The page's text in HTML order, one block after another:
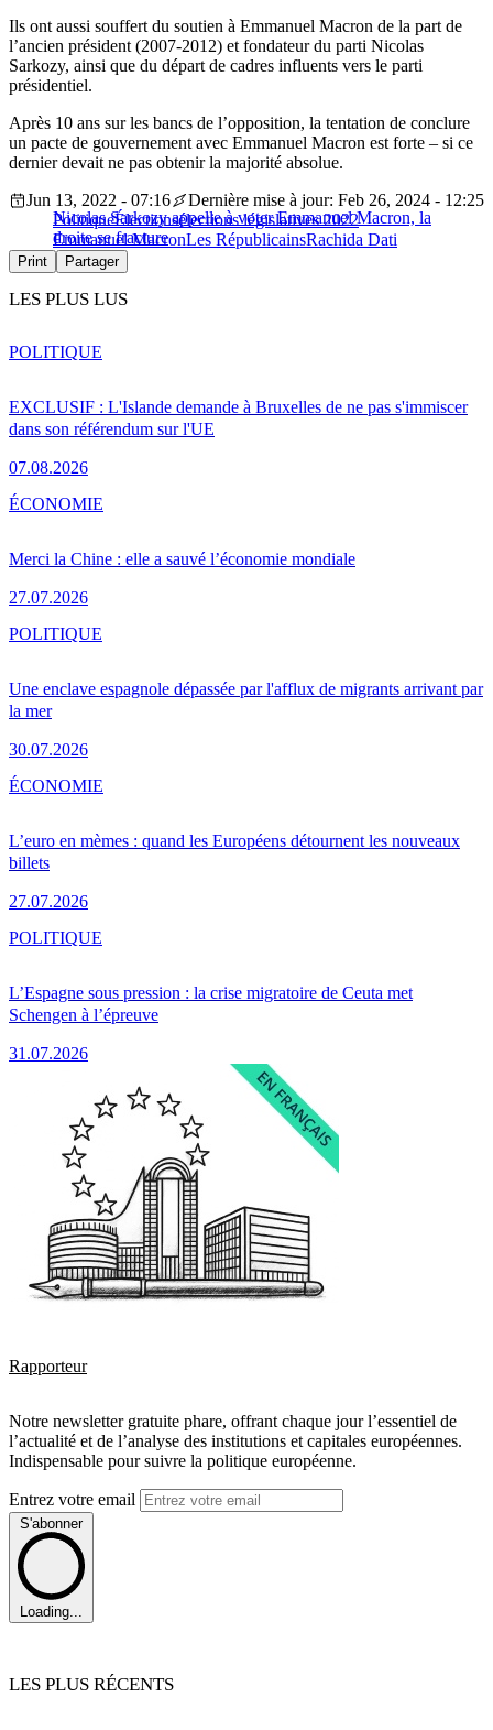
Ils ont aussi souffert du soutien à Emmanuel Macron de la part de
l’ancien président (2007-2012) et fondateur du parti Nicolas
Sarkozy, ainsi que du départ de cadres influents vers le parti
présidentiel.
Après 10 ans sur les bancs de l’opposition, la tentation de conclure
un pacte de gouvernement avec Emmanuel Macron est forte – si ce
dernier devait ne pas obtenir la majorité absolue.
Nicolas Sarkozy appelle à voter Emmanuel Macron, la
droite se fracture
Jun 13, 2022 - 07:16
Dernière mise à jour: Feb 26, 2024 - 12:25
PolitiqueÉlectionsélections législatives 2022
Emmanuel MacronLes RépublicainsRachida Dati
Print Partager
LES PLUS LUS
EXCLUSIF : L'Islande demande à Bruxelles de ne pas s'immiscer
dans son référendum sur l'UE
07.08.2026
POLITIQUE
Merci la Chine : elle a sauvé l’économie mondiale
27.07.2026
ÉCONOMIE
Une enclave espagnole dépassée par l'afflux de migrants arrivant par
la mer
30.07.2026
POLITIQUE
L’euro en mèmes : quand les Européens détournent les nouveaux
billets
27.07.2026
ÉCONOMIE
L’Espagne sous pression : la crise migratoire de Ceuta met
Schengen à l’épreuve
31.07.2026
POLITIQUE
Rapporteur
Notre newsletter gratuite phare, offrant chaque jour l’essentiel de
l’actualité et de l’analyse des institutions et capitales européennes.
Indispensable pour suivre la politique européenne.
Entrez votre email
S'abonner
Loading...
LES PLUS RÉCENTS